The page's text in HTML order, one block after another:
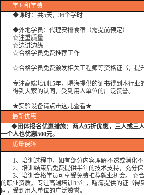
学时和学费
◆课时：共5天，36个学时
◆外地学员：代理安排食宿（需提前预定）
☆注重质量
☆边讲边练
☆合格学员免费推荐工作
☆合格学员免费颁发相关工程师等资格证书，提
专注高端培训15年，曙海提供的证书得到本行业
得到大家的认同，受到用人单位的广泛赞誉。
★实验设备请点击这儿查看★
最新优惠
◆团体报名优惠措施： 两人95折优惠，三人或三
一个人也优惠500元。
质量保障
1、培训过程中，如有部分内容理解不透或消化不
2、培训结束后免费提供半年的技术支持，充分保
3、培训合格学员可享受免费推荐就业机会。 ☆合
的职业资质。专注高端培训13年，曙海提供的证书
同，受到用人单位的广泛赞誉。